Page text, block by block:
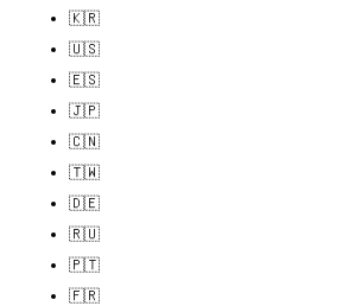
🇰🇷
🇺🇸
🇪🇸
🇯🇵
🇨🇳
🇹🇼
🇩🇪
🇷🇺
🇵🇹
🇫🇷